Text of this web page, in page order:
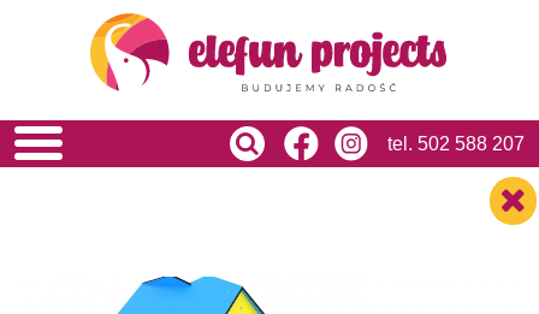
tel. 502 588 207
HOME
O NAS
USŁUGI
REALIZACJE